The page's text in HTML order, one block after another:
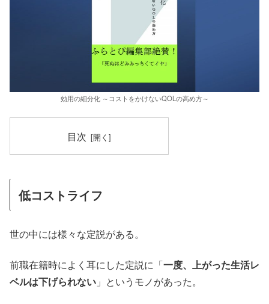
効用の細分化 ～コストをかけないQOLの高め方～
目次
低コストライフ
世の中には様々な定説がある。
前職在籍時によく耳にした定説に「一度、上がった生活レ
ベルは下げられない 」というモノがあった。